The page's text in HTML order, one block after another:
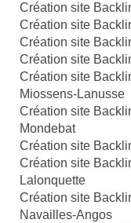
Création site
Création site
Création site
Création site
Création site
Miossens-Lanusse
Création site
Mondebat
Création site
Création site
Lalonquette
Création site
Navailles-Angos